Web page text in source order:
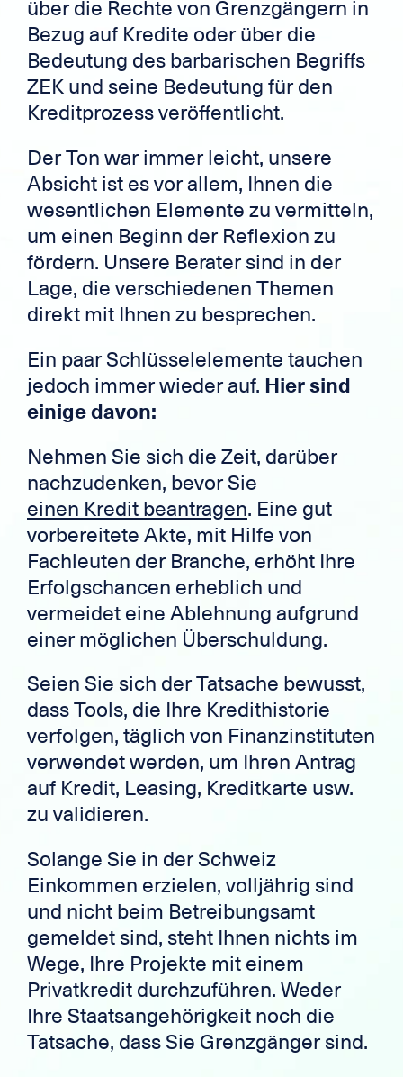
über die Rechte von Grenzgängern in
Bezug auf Kredite oder über die
Bedeutung des barbarischen Begriffs
ZEK und seine Bedeutung für den
Kreditprozess veröffentlicht.
Der Ton war immer leicht, unsere
Absicht ist es vor allem, Ihnen die
wesentlichen Elemente zu vermitteln,
um einen Beginn der Reflexion zu
fördern. Unsere Berater sind in der
Lage, die verschiedenen Themen
direkt mit Ihnen zu besprechen.
Ein paar Schlüsselelemente tauchen
jedoch immer wieder auf. Hier sind
einige davon:
Nehmen Sie sich die Zeit, darüber
nachzudenken, bevor Sie
einen Kredit beantragen. Eine gut
vorbereitete Akte, mit Hilfe von
Fachleuten der Branche, erhöht Ihre
Erfolgschancen erheblich und
vermeidet eine Ablehnung aufgrund
einer möglichen Überschuldung.
Seien Sie sich der Tatsache bewusst,
dass Tools, die Ihre Kredithistorie
verfolgen, täglich von Finanzinstituten
verwendet werden, um Ihren Antrag
auf Kredit, Leasing, Kreditkarte usw.
zu validieren.
Solange Sie in der Schweiz
Einkommen erzielen, volljährig sind
und nicht beim Betreibungsamt
gemeldet sind, steht Ihnen nichts im
Wege, Ihre Projekte mit einem
Privatkredit durchzuführen. Weder
Ihre Staatsangehörigkeit noch die
Tatsache, dass Sie Grenzgänger sind.